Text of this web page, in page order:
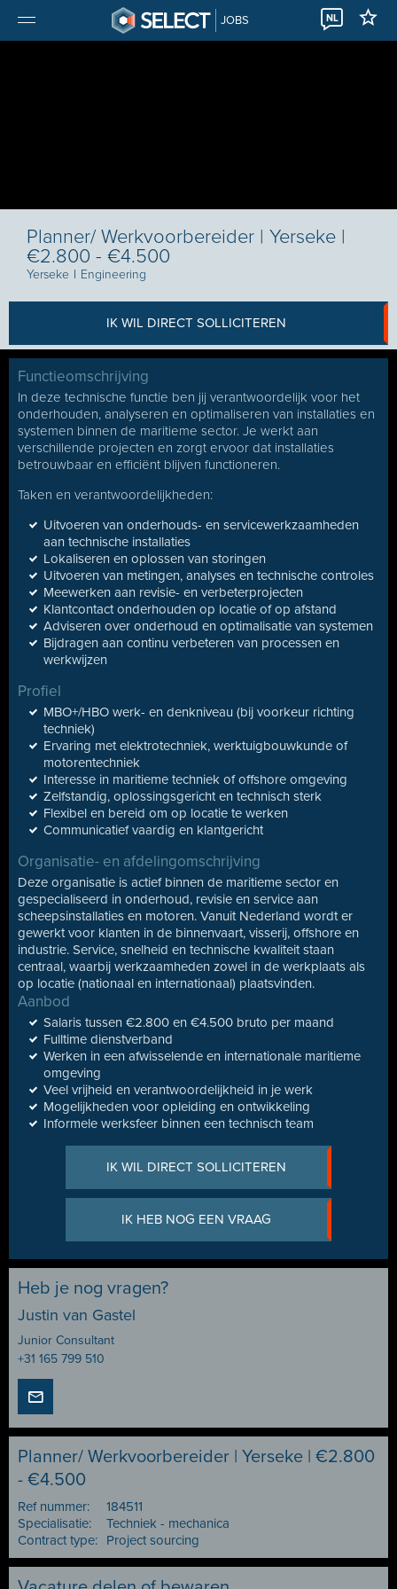
JOBS NL
Planner/ Werkvoorbereider | Yerseke |
€2.800 - €4.500
Yerseke I Engineering
IK WIL DIRECT SOLLICITEREN
Functieomschrijving
In deze technische functie ben jij verantwoordelijk voor het
onderhouden, analyseren en optimaliseren van installaties en
systemen binnen de maritieme sector. Je werkt aan
verschillende projecten en zorgt ervoor dat installaties
betrouwbaar en efficiënt blijven functioneren.
Taken en verantwoordelijkheden:
Uitvoeren van onderhouds- en servicewerkzaamheden
aan technische installaties
Lokaliseren en oplossen van storingen
Uitvoeren van metingen, analyses en technische controles
Meewerken aan revisie- en verbeterprojecten
Klantcontact onderhouden op locatie of op afstand
Adviseren over onderhoud en optimalisatie van systemen
Bijdragen aan continu verbeteren van processen en
werkwijzen
Profiel
MBO+/HBO werk- en denkniveau (bij voorkeur richting
techniek)
Ervaring met elektrotechniek, werktuigbouwkunde of
motorentechniek
Interesse in maritieme techniek of offshore omgeving
Zelfstandig, oplossingsgericht en technisch sterk
Flexibel en bereid om op locatie te werken
Communicatief vaardig en klantgericht
Organisatie- en afdelingomschrijving
Deze organisatie is actief binnen de maritieme sector en
gespecialiseerd in onderhoud, revisie en service aan
scheepsinstallaties en motoren. Vanuit Nederland wordt er
gewerkt voor klanten in de binnenvaart, visserij, offshore en
industrie. Service, snelheid en technische kwaliteit staan
centraal, waarbij werkzaamheden zowel in de werkplaats als
op locatie (nationaal en internationaal) plaatsvinden.
Aanbod
Salaris tussen €2.800 en €4.500 bruto per maand
Fulltime dienstverband
Werken in een afwisselende en internationale maritieme
omgeving
Veel vrijheid en verantwoordelijkheid in je werk
Mogelijkheden voor opleiding en ontwikkeling
Informele werksfeer binnen een technisch team
IK WIL DIRECT SOLLICITEREN
IK HEB NOG EEN VRAAG
Heb je nog vragen?
Justin van Gastel
Junior Consultant
+31 165 799 510
Planner/ Werkvoorbereider | Yerseke | €2.800
- €4.500
Ref nummer:
184511
Specialisatie:
Techniek - mechanica
Contract type:
Project sourcing